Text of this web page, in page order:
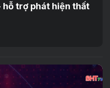
hỗ trợ phát hiện thất